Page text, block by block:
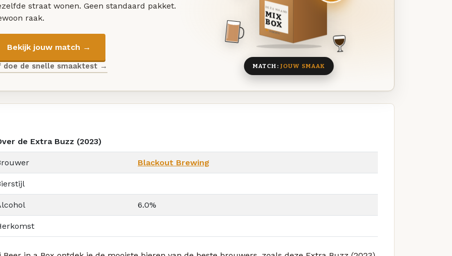
straat wonen. Geen standaard pakket.
raak.
Bekijk jouw match →
doe de snelle smaaktest →
DEZE MAAND
MIX
BOX
8 BIEREN
MATCH: JOUW SMAAK
de Extra Buzz (2023)
Blackout Brewing
6.0%